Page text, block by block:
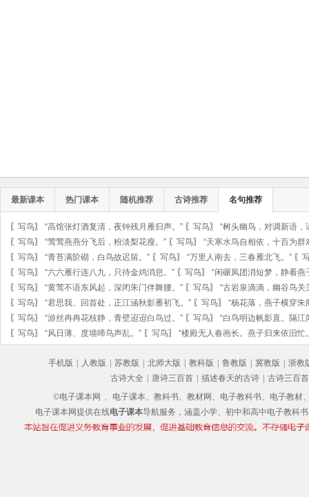
最新课本 热门课本 随机推荐 古诗推荐 名句推荐
〖 写鸟〗 “高馆张灯酒复清，夜钟残月雁归声。” 〖 写鸟〗 “树头幽鸟，对调新语，
〖 写鸟〗 “莺莺燕燕分飞后，粉淡梨花瘦。” 〖 写鸟〗 “天寒水鸟自相依，十百为群
〖 写鸟〗 “青苔满阶砌，白鸟故迟留。” 〖 写鸟〗 “万里人南去，三春雁北飞。” 〖
〖 写鸟〗 “六六雁行连八九，只待金鸡消息。” 〖 写鸟〗 “闲碾凤团消短梦，静看燕
〖 写鸟〗 “黄莺不语东风起，深闭朱门伴舞腰。” 〖 写鸟〗 “古岩泉滴滴，幽谷鸟关
〖 写鸟〗 “君思我、回首处，正江涵秋影雁初飞。” 〖 写鸟〗 “杨花落，燕子横穿朱
〖 写鸟〗 “游丝冉冉花枝静，青壁迢迢白鸟过。” 〖 写鸟〗 “白鸟明边帆影直。隔江
〖 写鸟〗 “风日薄、度墙啼鸟声乱。” 〖 写鸟〗 “楼殿无人春画长。燕子归来依旧忙
手机版 人教版 苏教版 北师大版 教科版 鲁教版 冀教版
浙教
古诗大全
唐诗三百首 描述春天的古诗
古诗三百首
©电子课本网 、电子课本、教科书、教材网、电子教科书、电子教材
电子课本网提供在线电子课本导航服务，涵盖小学、初中和高中电子教科